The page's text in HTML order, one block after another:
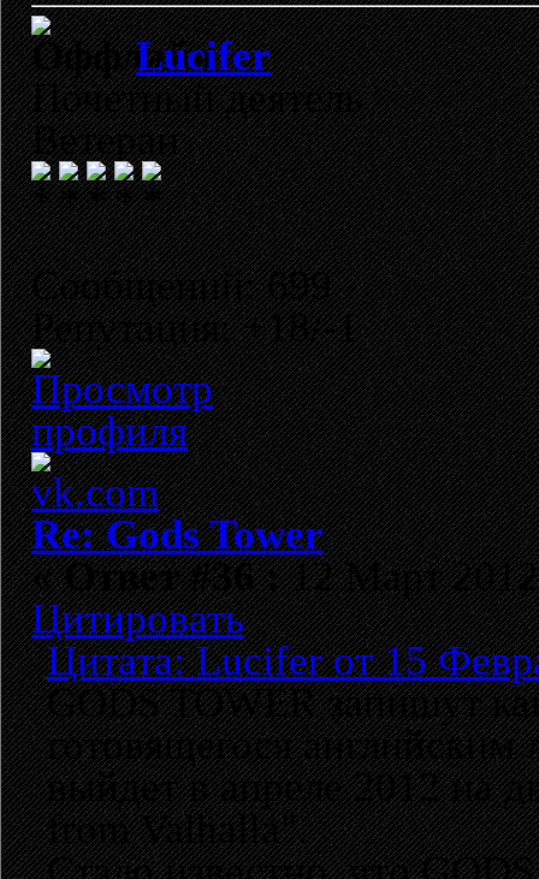
Lucifer
Почетный деятель
Ветеран
Сообщений: 699
Репутация: +18/-1
Re: Gods Tower
«Ответ #36 :12 Март
Цитировать
Цитата: Lucifer от 15
GODS TOWER запишут
готовящегося
выйдет в апреле 2012 на
from Valhalla".